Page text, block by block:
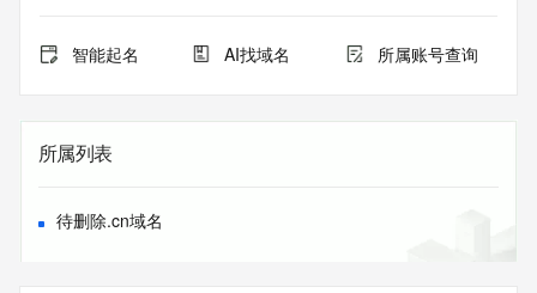
智能起名 AI找域名 所属账号查询
所属列表
待删除.cn域名